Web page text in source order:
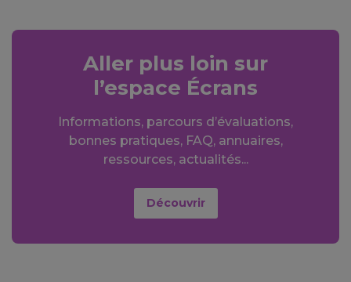
Aller plus loin sur
l’espace Écrans
Informations, parcours d’évaluations,
bonnes pratiques, FAQ, annuaires,
ressources, actualités...
Découvrir